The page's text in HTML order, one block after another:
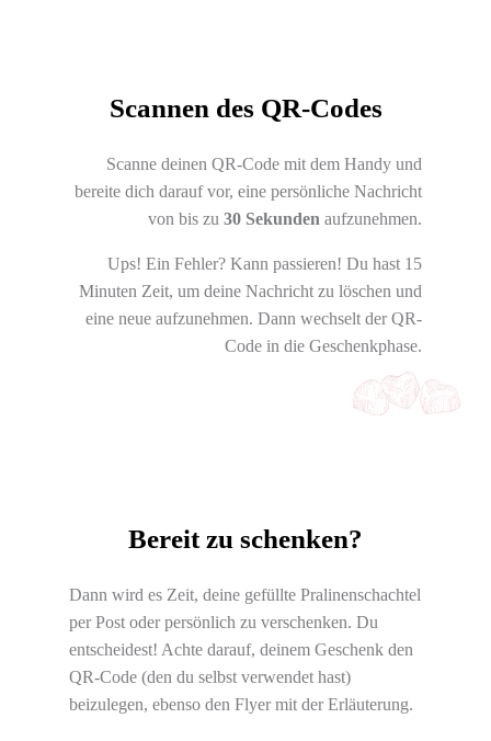
Scannen des QR-Codes
Scanne deinen QR-Code mit dem Handy und
bereite dich darauf vor, eine persönliche Nachricht
von bis zu 30 Sekunden aufzunehmen.
Ups! Ein Fehler? Kann passieren! Du hast 15
Minuten Zeit, um deine Nachricht zu löschen und
eine neue aufzunehmen. Dann wechselt der QR-
Code in die Geschenkphase.
Bereit zu schenken?
Dann wird es Zeit, deine gefüllte Pralinenschachtel
per Post oder persönlich zu verschenken. Du
entscheidest! Achte darauf, deinem Geschenk den
QR-Code (den du selbst verwendet hast)
beizulegen, ebenso den Flyer mit der Erläuterung.